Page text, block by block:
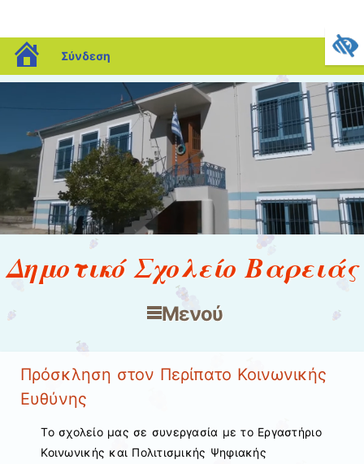
blogs.sch.gr
Σύνδεση
Δημοτικό Σχολείο Βαρειάς
Μενού
Μετάβαση στο περιεχόμενο
Πρόσκληση στον Περίπατο Κοινωνικής
Ευθύνης
Το σχολείο μας σε συνεργασία με το Εργαστήριο
Κοινωνικής και Πολιτισμικής Ψηφιακής